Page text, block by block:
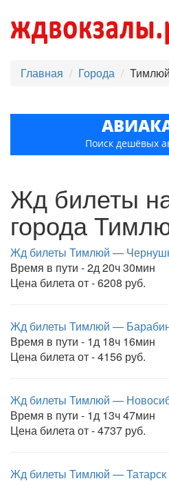
Главная Города Тимлюй
Поиск дешёвых
Жд билеты
города
Жд билеты Тимлюй —
Время в пути - 2д 20ч 30мин
Цена билета от - 6208 руб.
Жд билеты Тимлюй —
Время в пути - 1д 18ч 16мин
Цена билета от - 4156 руб.
Жд билеты Тимлюй —
Время в пути - 1д 13ч 47мин
Цена билета от - 4737 руб.
Жд билеты Тимлюй — Татарск